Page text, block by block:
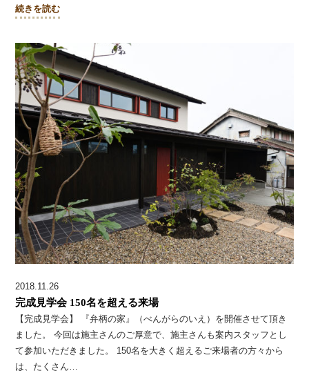
続きを読む
2018.11.26
完成見学会 150名を超える来場
【完成見学会】 『弁柄の家』（べんがらのいえ）を開催させて頂き
ました。 今回は施主さんのご厚意で、施主さんも案内スタッフとし
て参加いただきました。 150名を大きく超えるご来場者の方々から
は、たくさん…